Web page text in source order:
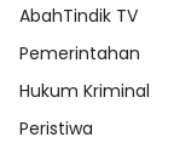
AbahTindik TV
Pemerintahan
Hukum Kriminal
Peristiwa